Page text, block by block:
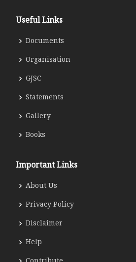
Useful Links
Documents
Organisation
GJSC
Statements
Gallery
Books
Important Links
About Us
Privacy Policy
Disclaimer
Help